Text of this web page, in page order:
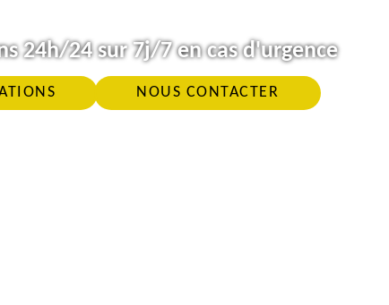
24h/24 sur 7j/7 en cas d'urgence
NOUS CONTACTER